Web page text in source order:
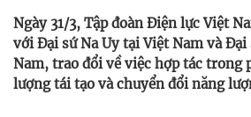
Ngày 31/3, Tập đoàn Điện lực Việt
với Đại sứ Na Uy tại Việt Nam và
Nam, trao đổi về việc hợp tác trong
lượng tái tạo và chuyển đổi năng